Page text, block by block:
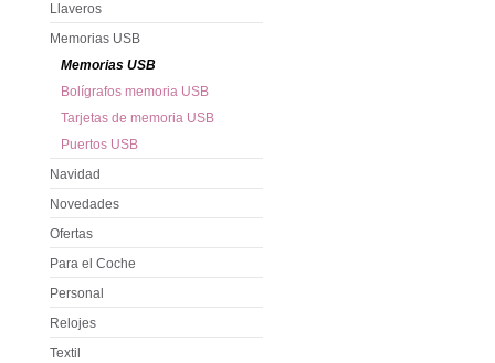
Llaveros
Memorias USB
Memorias USB
Bolígrafos memoria USB
Tarjetas de memoria USB
Puertos USB
Navidad
Novedades
Ofertas
Para el Coche
Personal
Relojes
Textil